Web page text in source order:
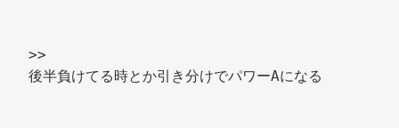
>>
後半負けてる時とか引き分けでパワーAになる